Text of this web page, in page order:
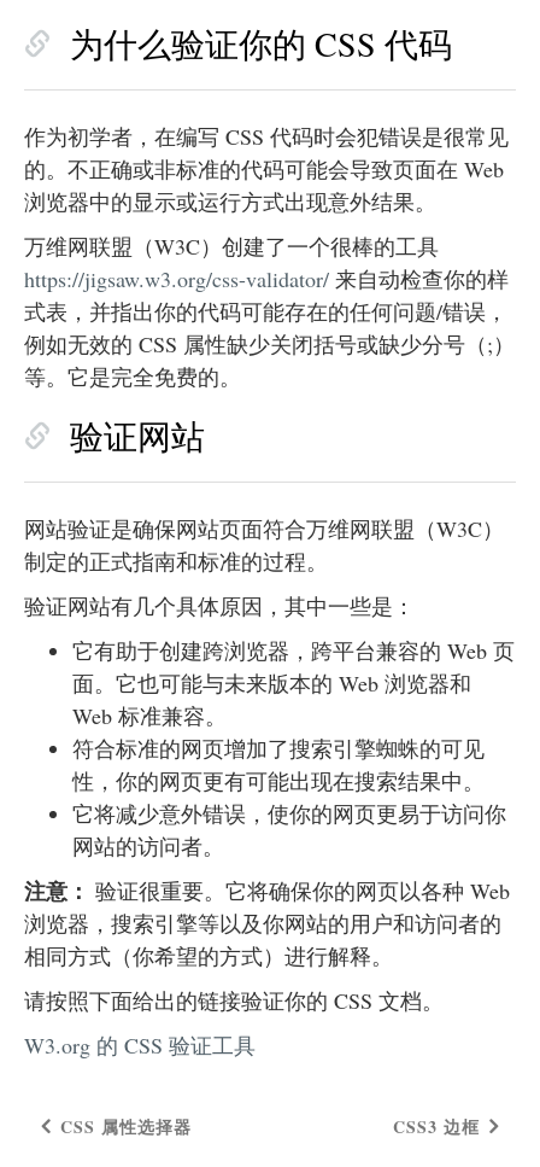
为什么验证你的 CSS 代码
作为初学者，在编写 CSS 代码时会犯错误是很常见
的。不正确或非标准的代码可能会导致页面在 Web
浏览器中的显示或运行方式出现意外结果。
万维网联盟（W3C）创建了一个很棒的工具
https://jigsaw.w3.org/css-validator/ 来自动检查你的样
式表，并指出你的代码可能存在的任何问题/错误，
例如无效的 CSS 属性缺少关闭括号或缺少分号（;）
等。它是完全免费的。
验证网站
网站验证是确保网站页面符合万维网联盟（W3C）
制定的正式指南和标准的过程。
验证网站有几个具体原因，其中一些是：
它有助于创建跨浏览器，跨平台兼容的 Web 页
面。它也可能与未来版本的 Web 浏览器和
Web 标准兼容。
符合标准的网页增加了搜索引擎蜘蛛的可见
性，你的网页更有可能出现在搜索结果中。
它将减少意外错误，使你的网页更易于访问你
网站的访问者。
注意： 验证很重要。它将确保你的网页以各种 Web
浏览器，搜索引擎等以及你网站的用户和访问者的
相同方式（你希望的方式）进行解释。
请按照下面给出的链接验证你的 CSS 文档。
W3.org 的 CSS 验证工具
CSS3 边框
CSS 属性选择器